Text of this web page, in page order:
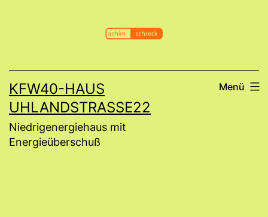
KFW40-HAUS
UHLANDSTRASSE22
Niedrigenergiehaus mit
Energieüberschuß
Menü